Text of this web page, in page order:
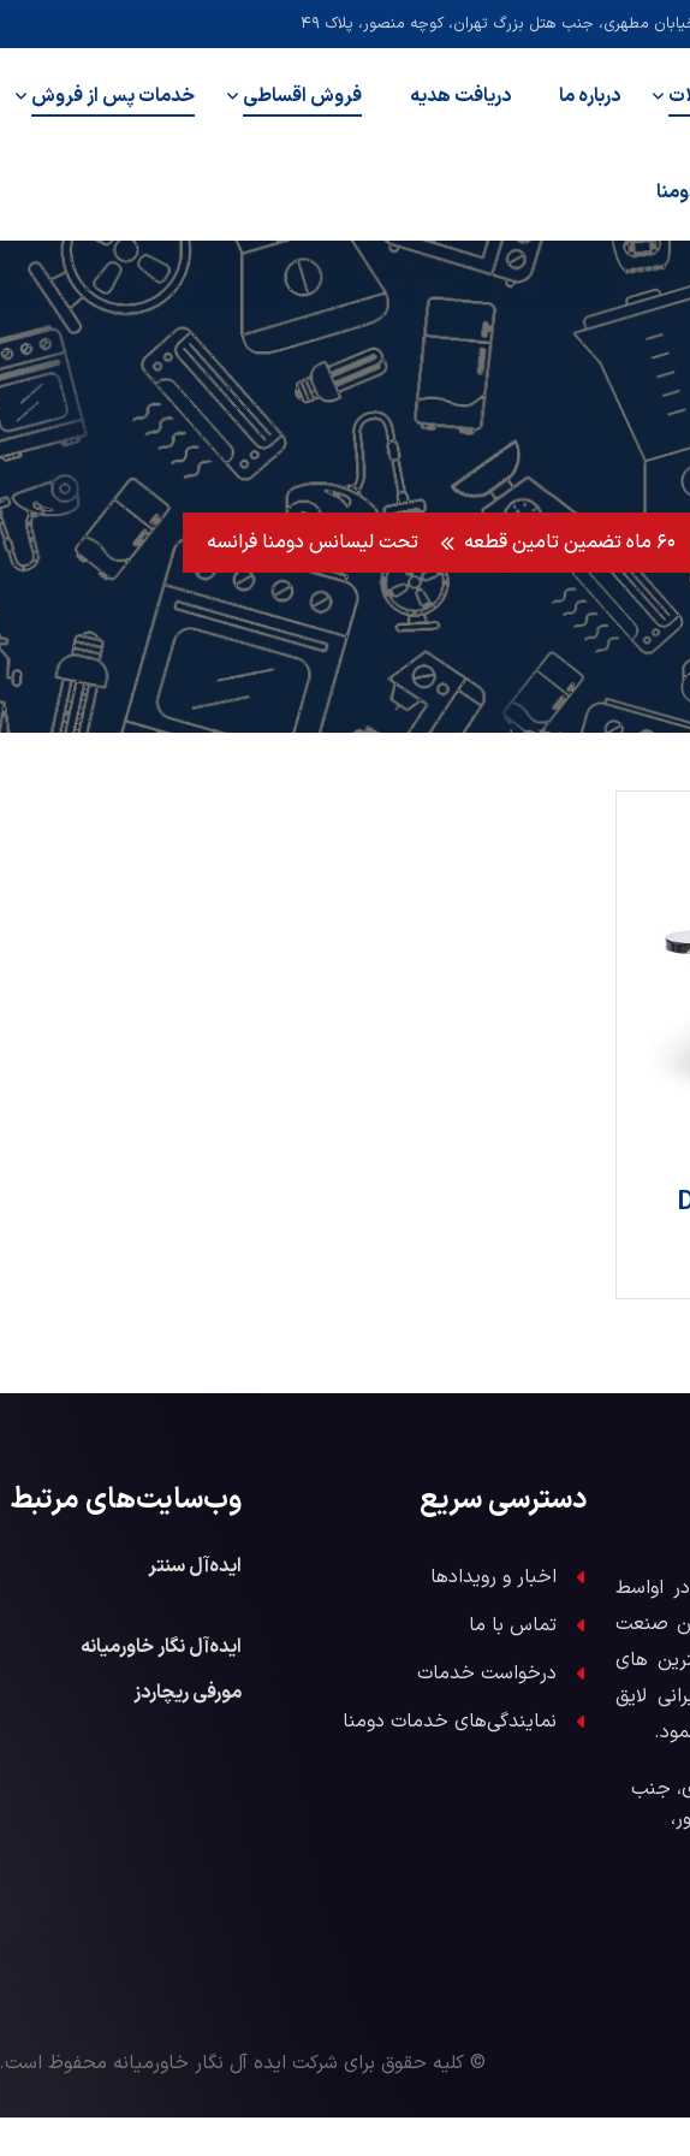
مطهری، جنب هتل بزرگ تهران، کوچه منصور، پلاک ۴۹
درباره ما دریافت هدیه فروش اقساطی خدمات پس از فروش
۶۰ ماه تضمین تامین قطعه تحت لیسانس دومنا فرانسه
اواسط
صنعت
های
لایق
جنب
دسترسی سریع
اخبار و رویدادها
تماس با ما
درخواست خدمات
نمایندگی‌های خدمات دومنا
وب‌سایت‌های مرتبط
ایده‌آل سنتر
ایده‌آل نگار خاورمیانه
مورفی ریچاردز
© کلیه حقوق برای شرکت ایده آل نگار خاورمیانه محفوظ است.